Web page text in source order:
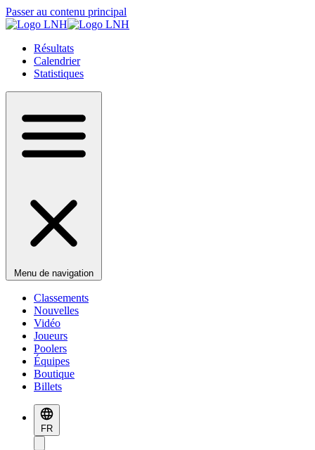
Passer au contenu principal
Résultats
Calendrier
Statistiques
Menu de navigation
Classements
Nouvelles
Vidéo
Joueurs
Poolers
Équipes
Boutique
Billets
FR